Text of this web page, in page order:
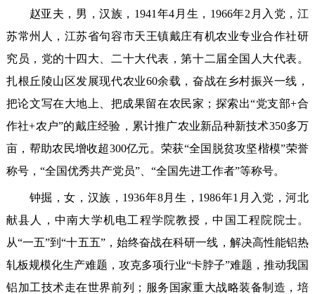
赵亚夫，男，汉族，1941年4月生，1966年2月入党，江
苏常州人，江苏省句容市天王镇戴庄有机农业专业合作社研
究员，党的十四大、二十大代表，第十二届全国人大代表。
扎根丘陵山区发展现代农业60余载，奋战在乡村振兴一线，
把论文写在大地上、把成果留在农民家；探索出“党支部+合
作社+农户”的戴庄经验，累计推广农业新品种新技术350多万
亩，帮助农民增收超300亿元。荣获“全国脱贫攻坚楷模”荣誉
称号，“全国优秀共产党员”、“全国先进工作者”等称号。
钟掘，女，汉族，1936年8月生，1986年1月入党，河北
献县人，中南大学机电工程学院教授，中国工程院院士。
从“一五”到“十五五”，始终奋战在科研一线，解决高性能铝热
轧板规模化生产难题，攻克多项行业“卡脖子”难题，推动我国
铝加工技术走在世界前列；服务国家重大战略装备制造，培